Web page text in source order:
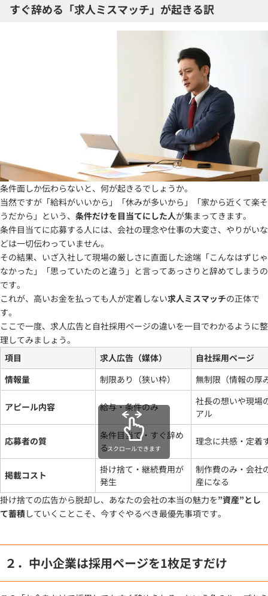
すぐ辞める「求人ミスマッチ」が起きる訳
条件面しか伝わらないと、何が起きるでしょうか。
当然ですが「給料がいいから」「休みが多いから」「家から近くて楽そ
うだから」という、 条件だけを目当てにした人が集まってきます。
条件目当てに応募する人には、会社の理念や仕事の大変さ、やりがいな
どは一切伝わっていません。
その結果、いざ入社して現場の厳しさに直面した途端「こんなはずじゃ
なかった」「思っていたのと違う」と言ってあっさりと辞めてしまうの
です。
これが、高いお金を払っても人が定着しない求人ミスマッチの正体で
す。
ここで一度、求人広告と自社採用ページの違いを一目でわかるように整
理してみましょう。
項目
求人広告（媒体）
自社採用ページ
情報量
制限あり（狭い枠） 無制限（情報の厚
アピール内容 給与・条件のみ
社長の想いや現場
アル
応募者の質
条件目当て・すぐ辞め
る
理念に共感・定着
掲載コスト
掛け捨て・継続費用が
発生
制作費のみ・会社
産になる
スクロールできます
掛け捨ての広告から脱却し、あなたの会社の本当の魅力を”資産”とし
て蓄積していくことこそ、今すぐやるべき最優先事項です。
２．中小企業は採用ページを1枚足すだけ